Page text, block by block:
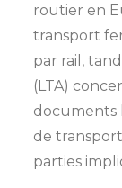
routier en
transport
par rail,
(LTA)
documents
de
parties